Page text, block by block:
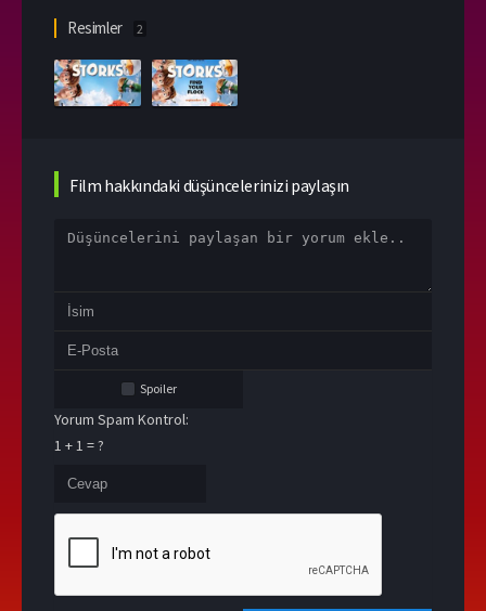
Resimler 2
Film hakkındaki düşüncelerinizi paylaşın
Spoiler
Yorum Spam Kontrol:
1 + 1 = ?